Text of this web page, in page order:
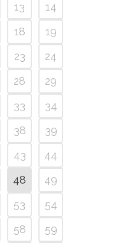
13
14
18
19
23
24
28
29
33
34
38
39
43
44
48
49
53
54
58
59